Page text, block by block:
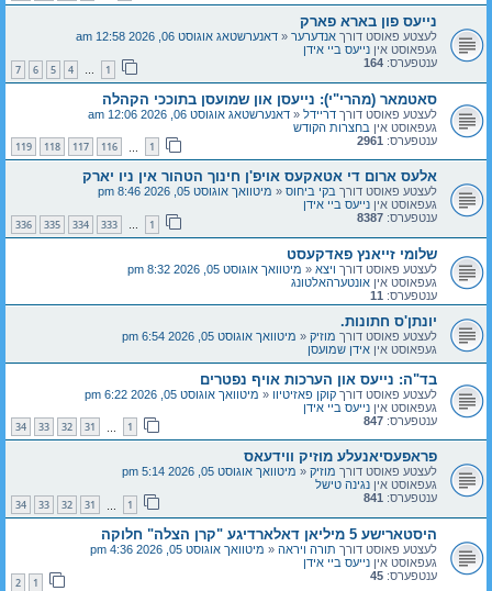
נייעס פון בארא פארק
לעצטע פאוסט דורך אנדערער « דאנערשטאג אוגוסט 06, 2026 12:58 am
געפאוסט אין נייעס ביי אידן
ענטפערס: 164
1
4
5
6
7
סאטמאר (מהרי"י): נייעסן און שמועסן בתוככי הקהלה
לעצטע פאוסט דורך דריידל « דאנערשטאג אוגוסט 06, 2026 12:06 am
געפאוסט אין בחצרות הקודש
ענטפערס: 2961
1
116
117
118
119
אלעס ארום די אטאקעס אויפ'ן חינוך הטהור אין ניו יארק
לעצטע פאוסט דורך בקי ביחוס « מיטוואך אוגוסט 05, 2026 8:46 pm
געפאוסט אין נייעס ביי אידן
ענטפערס: 8387
1
…
333
334
335
336
שלומי זייאנץ פאדקעסט
לעצטע פאוסט דורך ויצא « מיטוואך אוגוסט 05, 2026 8:32 pm
געפאוסט אין אונטערהאלטונג
ענטפערס: 11
יונתן'ס חתונות.
לעצטע פאוסט דורך מוזיק « מיטוואך אוגוסט 05, 2026 6:54 pm
געפאוסט אין אידן שמועסן
בד"ה: נייעס און הערכות אויף נפטרים
לעצטע פאוסט דורך קוקן פאזיטיוו « מיטוואך אוגוסט 05, 2026 6:22 pm
געפאוסט אין נייעס ביי אידן
ענטפערס: 847
1
31
32
33
34
פראפעסיאנעלע מוזיק ווידעאס
לעצטע פאוסט דורך מוזיק « מיטוואך אוגוסט 05, 2026 5:14 pm
געפאוסט אין נגינה טישל
ענטפערס: 841
1
31
32
33
34
היסטארישע 5 מיליאן דאלארדיגע "קרן הצלה" חלוקה
לעצטע פאוסט דורך תורה ויראה « מיטוואך אוגוסט 05, 2026 4:36 pm
געפאוסט אין נייעס ביי אידן
ענטפערס: 45
1
2